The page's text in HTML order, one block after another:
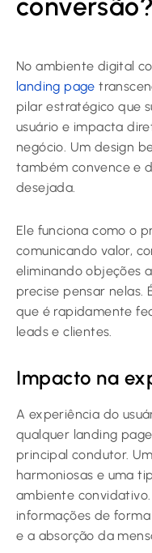
conversão?
No ambiente digital
landing page
pilar estratégico que
usuário e impacta
negócio. Um design
também convence e
desejada.
Ele funciona como o
comunicando valor,
eliminando objeções
precise pensar nelas.
que é rapidamente
leads e clientes.
Impacto na
A experiência do
qualquer landing
principal condutor.
harmoniosas e uma
ambiente
informações de
e a absorção da